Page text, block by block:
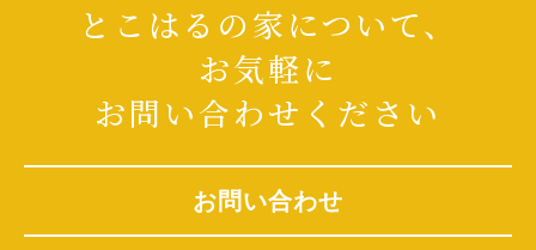
とこはるの家について、
お気軽に
お問い合わせください
お問い合わせ